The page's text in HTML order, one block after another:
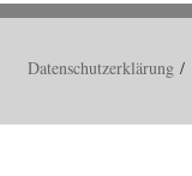
Datenschutzerklärung